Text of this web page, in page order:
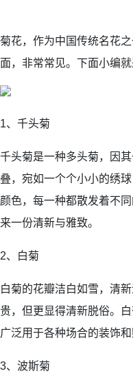
菊花，作为中国传统名花
面，非常常见。下面小编
1、千头菊
千头菊是一种多头菊，因
叠，宛如一个个小小的绣
颜色，每一种都散发着不
来一份清新与雅致。
2、白菊
白菊的花瓣洁白如雪，清
贵，但更显得清新脱俗。
广泛用于各种场合的装饰和
3、波斯菊